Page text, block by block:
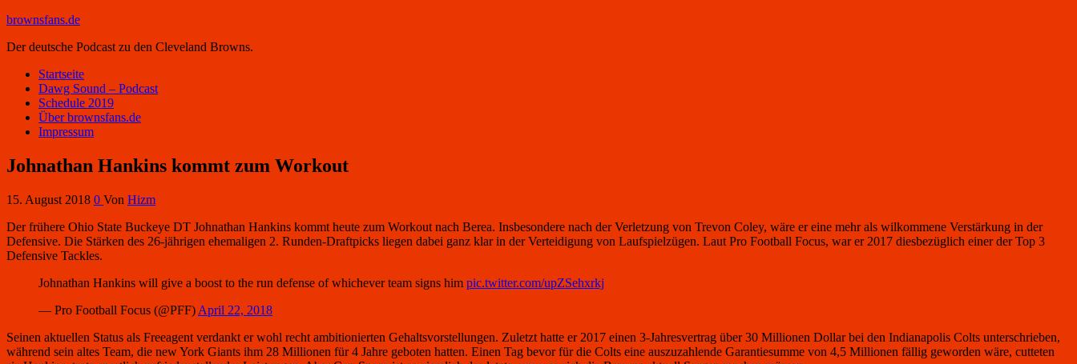
brownsfans.de
Der deutsche Podcast zu den Cleveland Browns.
Startseite
Dawg Sound – Podcast
Schedule 2019
Über brownsfans.de
Impressum
Johnathan Hankins kommt zum Workout
15. August 2018 0 Von Hizm
Der frühere Ohio State Buckeye DT Johnathan Hankins kommt heute zum Workout nach Berea. Insbesondere nach der Verletzung von Trevon Coley, wäre er eine mehr als wilkommene Verstärkung in der
Defensive. Die Stärken des 26-jährigen ehemaligen 2. Runden-Draftpicks liegen dabei ganz klar in der Verteidigung von Laufspielzügen. Laut Pro Football Focus, war er 2017 diesbezüglich einer der Top 3
Defensive Tackles.
Johnathan Hankins will give a boost to the run defense of whichever team signs him pic.twitter.com/upZSehxrkj
— Pro Football Focus (@PFF) April 22, 2018
Seinen aktuellen Status als Freeagent verdankt er wohl recht ambitionierten Gehaltsvorstellungen. Zuletzt hatte er 2017 einen 3-Jahresvertrag über 30 Millionen Dollar bei den Indianapolis Colts unterschrieben,
während sein altes Team, die new York Giants ihm 28 Millionen für 4 Jahre geboten hatten. Einen Tag bevor für die Colts eine auszuzahlende Garantiesumme von 4,5 Millionen fällig geworden wäre, cutteten